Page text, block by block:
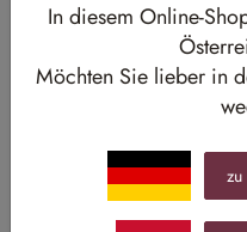
In diesem Online-
Möchten Sie lieber in